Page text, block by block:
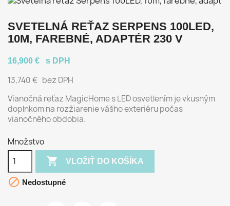
SVETELNÁ REŤAZ SERPENS 100LED,
10M, FAREBNÉ, ADAPTÉR 230 V
16,900 € s DPH
13,740 € bez DPH
Vianočná reťaz MagicHome s LED osvetlením je vkusným
doplnkom na rozžiarenie vášho exteriéru počas
vianočného obdobia.
Množstvo
 VLOŽIŤ DO KOŠÍKA
 Nedostupné